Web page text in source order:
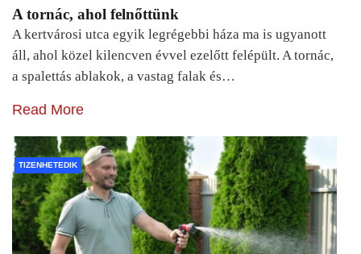
A tornác, ahol felnőttünk
A kertvárosi utca egyik legrégebbi háza ma is ugyanott
áll, ahol közel kilencven évvel ezelőtt felépült. A tornác,
a spalettás ablakok, a vastag falak és…
Read More
TIZENHETEDIK